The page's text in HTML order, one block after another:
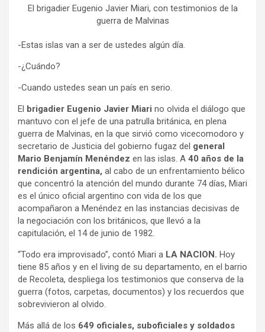
El brigadier Eugenio Javier Miari, con testimonios de la
guerra de Malvinas
-Estas islas van a ser de ustedes algún día.
-¿Cuándo?
-Cuando ustedes sean un país en serio.
El brigadier Eugenio Javier Miari no olvida el diálogo que
mantuvo con el jefe de una patrulla británica, en plena
guerra de Malvinas, en la que sirvió como vicecomodoro y
secretario de Justicia del gobierno fugaz del general
Mario Benjamín Menéndez en las islas. A 40 años de la
rendición argentina, al cabo de un enfrentamiento bélico
que concentró la atención del mundo durante 74 días, Miari
es el único oficial argentino con vida de los que
acompañaron a Menéndez en las instancias decisivas de
la negociación con los británicos, que llevó a la
capitulación, el 14 de junio de 1982.
“Todo era improvisado”, contó Miari a LA NACION. Hoy
tiene 85 años y en el living de su departamento, en el barrio
de Recoleta, despliega los testimonios que conserva de la
guerra (fotos, carpetas, documentos) y los recuerdos que
sobrevivieron al olvido.
Más allá de los 649 oficiales, suboficiales y soldados